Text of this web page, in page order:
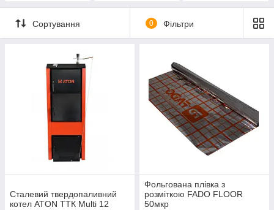
Сортування 0 Фільтри
Сталевий твердопаливний
котел ATON ТТК Multi 12
Фольгована плівка з
розміткою FADO FLOOR
50мкр